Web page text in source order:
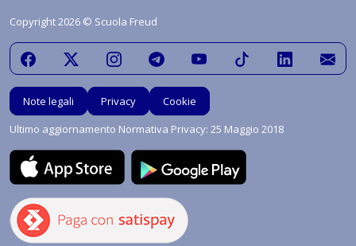
Copyright 2026 © Scuola Freud
Note legali Privacy
Cookie
Ultimo aggiornamento Normativa Privacy: 25 Maggio 2018